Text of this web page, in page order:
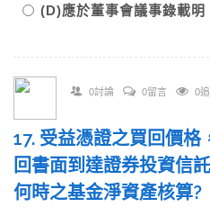
(D)應於董事會議事錄載明
0討論 0留言 0
17. 受益憑證之買回價格
回書面到達證券投資信
何時之基金淨資產核算?